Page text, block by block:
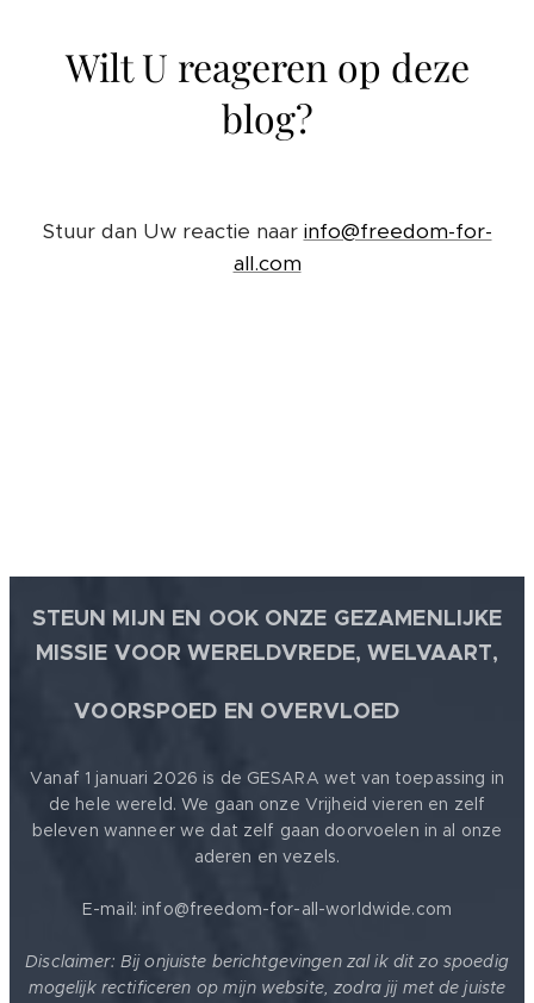
Wilt U reageren op deze
blog?
Stuur dan Uw reactie naar info@freedom-for-
all.com
STEUN MIJN EN OOK ONZE GEZAMENLIJKE
MISSIE VOOR WERELDVREDE, WELVAART,
VOORSPOED EN OVERVLOED
Vanaf 1 januari 2026 is de GESARA wet van toepassing in
de hele wereld. We gaan onze Vrijheid vieren en zelf
beleven wanneer we dat zelf gaan doorvoelen in al onze
aderen en vezels.
E-mail: info@freedom-for-all-worldwide.com
Disclaimer: Bij onjuiste berichtgevingen zal ik dit zo spoedig
mogelijk rectificeren op mijn website, zodra jij met de juiste